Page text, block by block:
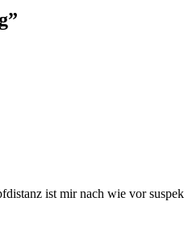
ist mir nach wie vor